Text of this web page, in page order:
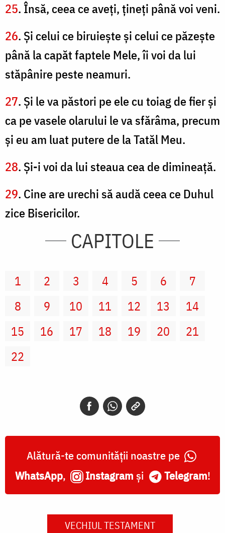
25. Însă, ceea ce aveţi, ţineţi până voi veni.
26. Şi celui ce biruieşte şi celui ce păzeşte
până la capăt faptele Mele, îi voi da lui
stăpânire peste neamuri.
27. Şi le va păstori pe ele cu toiag de fier şi
ca pe vasele olarului le va sfărâma, precum
şi eu am luat putere de la Tatăl Meu.
28. Şi-i voi da lui steaua cea de dimineaţă.
29. Cine are urechi să audă ceea ce Duhul
zice Bisericilor.
CAPITOLE
1 2 3 4 5 6
7
8
9 10 11 12 13
14
15
16 17 18 19 20
21
22
Alătură-te comunității noastre pe
WhatsApp, Instagram și Telegram!
VECHIUL TESTAMENT